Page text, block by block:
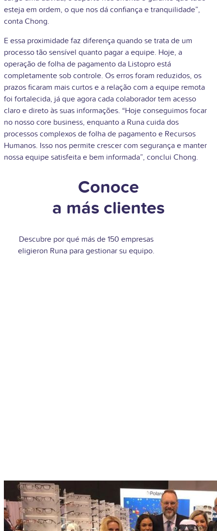
esteja em ordem, o que nos dá confiança e tranquilidade”,
conta Chong.
E essa proximidade faz diferença quando se trata de um
processo tão sensível quanto pagar a equipe. Hoje, a
operação de folha de pagamento da Listopro está
completamente sob controle. Os erros foram reduzidos, os
prazos ficaram mais curtos e a relação com a equipe remota
foi fortalecida, já que agora cada colaborador tem acesso
claro e direto às suas informações. “Hoje conseguimos focar
no nosso core business, enquanto a Runa cuida dos
processos complexos de folha de pagamento e Recursos
Humanos. Isso nos permite crescer com segurança e manter
nossa equipe satisfeita e bem informada”, conclui Chong.
Conoce
a más clientes
Descubre por qué más de 150 empresas
eligieron Runa para gestionar su equipo.